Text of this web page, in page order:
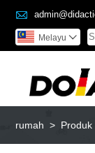

Melayu 
rumah > Produk